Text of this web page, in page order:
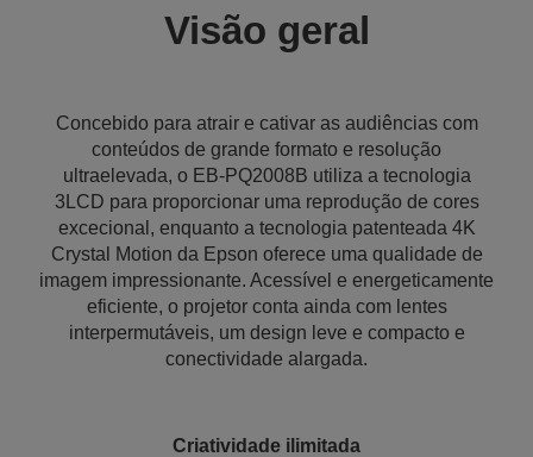
Visão geral
Concebido para atrair e cativar as audiências com
conteúdos de grande formato e resolução
ultraelevada, o EB-PQ2008B utiliza a tecnologia
3LCD para proporcionar uma reprodução de cores
excecional, enquanto a tecnologia patenteada 4K
Crystal Motion da Epson oferece uma qualidade de
imagem impressionante. Acessível e energeticamente
eficiente, o projetor conta ainda com lentes
interpermutáveis, um design leve e compacto e
conectividade alargada.
Criatividade ilimitada